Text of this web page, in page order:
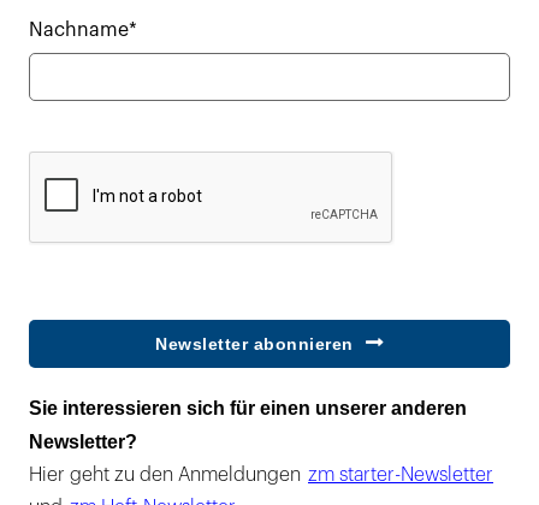
Nachname*
Newsletter abonnieren
Sie interessieren sich für einen unserer anderen
Newsletter?
Hier geht zu den Anmeldungen zm starter-Newsletter